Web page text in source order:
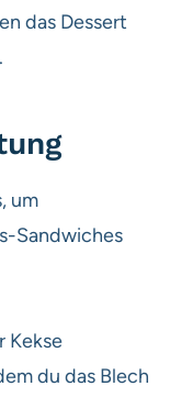
das Dessert
um
Sandwiches
Kekse
du das Blech